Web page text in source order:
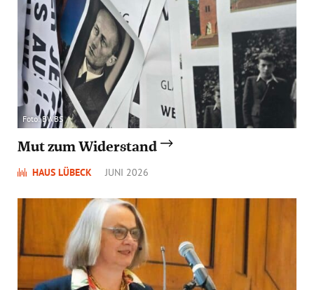
Foto: BWBS
Mut zum Widerstand
HAUS LÜBECK JUNI 2026